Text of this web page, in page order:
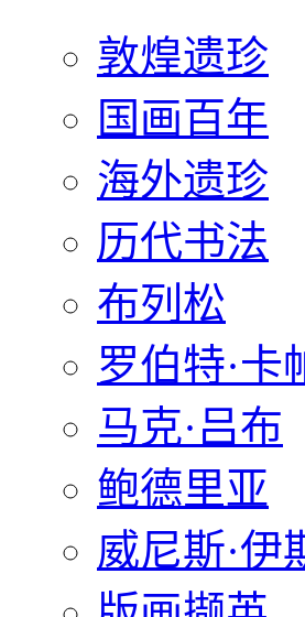
敦煌遗珍
国画百年
海外遗珍
历代书法
布列松
罗伯特·卡
马克·吕布
鲍德里亚
威尼斯·伊